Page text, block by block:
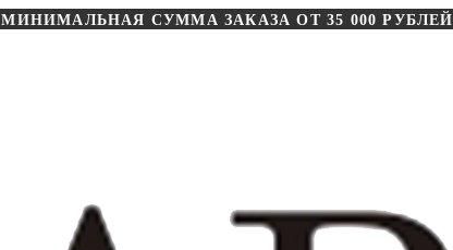
МИНИМАЛЬНАЯ СУММА ЗАКАЗА ОТ 35 000 РУБЛЕЙ